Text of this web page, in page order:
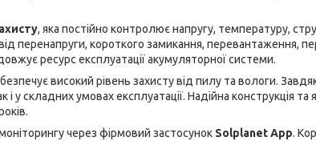
, яка постійно контролює напругу, температуру,
перенапруги, короткого замикання, перевантаження,
ресурс експлуатації акумуляторної системи.
високий рівень захисту від пилу та вологи.
у складних умовах експлуатації. Надійна конструкція та
через фірмовий застосунок Solplanet App.